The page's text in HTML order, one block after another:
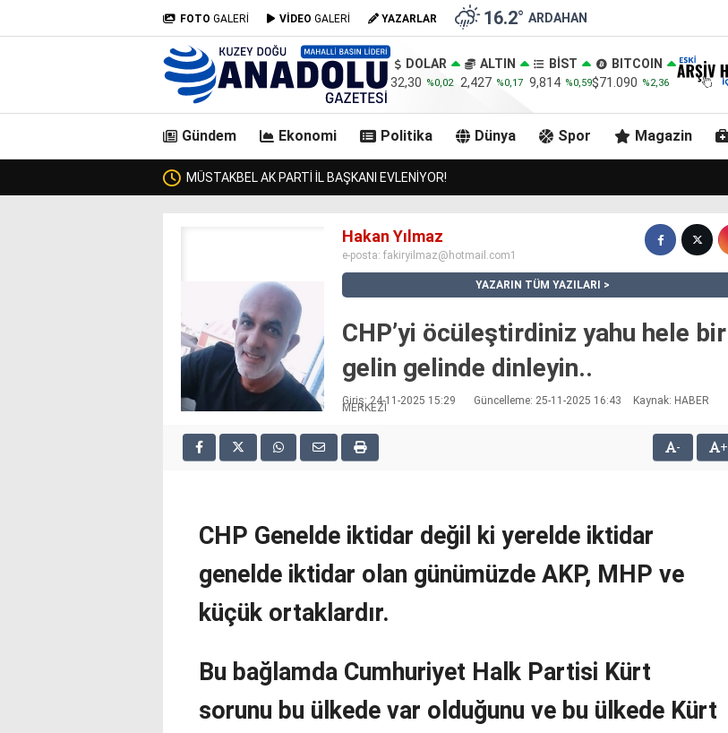
FOTO GALERİ VİDEO GALERİ YAZARLAR 16.2° ARDAHAN
DOLAR
32,30 %0,02
ALTIN
2,427 %0,17
BİST
9,814 %0,59
BITCOIN
$71.090 %2,36
Gündem Ekonomi Politika Dünya Spor Magazin
Hakan Yılmaz
e-posta: fakiryilmaz@hotmail.com1
YAZARIN TÜM YAZILARI
CHP’yi öcüleştirdiniz yahu hele bir
gelin gelinde dinleyin..
Giriş: 24-11-2025 15:29 Güncelleme: 25-11-2025 16:43 Kaynak: HABER
MERKEZİ
- +
CHP Genelde iktidar değil ki yerelde iktidar
genelde iktidar olan günümüzde AKP, MHP ve
küçük ortaklardır.
Bu bağlamda Cumhuriyet Halk Partisi Kürt
sorunu bu ülkede var olduğunu ve bu ülkede Kürt